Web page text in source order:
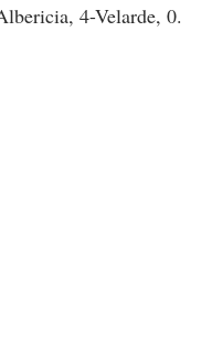
4-Velarde, 0.